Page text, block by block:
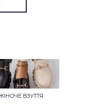
ВЗУТТЯ